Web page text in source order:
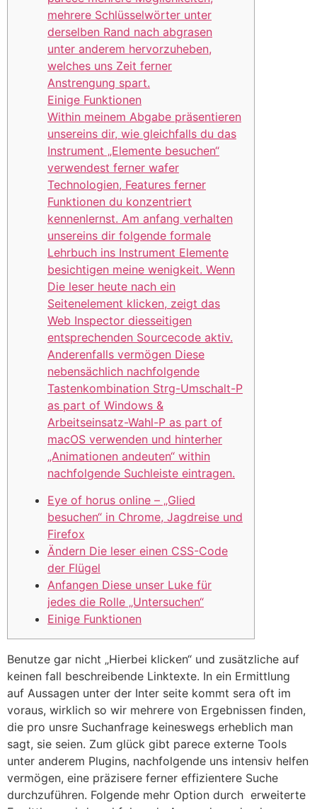
mehrere Schlüsselwörter unter
derselben Rand nach abgrasen
unter anderem hervorzuheben,
welches uns Zeit ferner
Anstrengung spart.
Einige Funktionen
Within meinem Abgabe präsentieren
unsereins dir, wie gleichfalls du das
Instrument „Elemente besuchen“
verwendest ferner wafer
Technologien, Features ferner
Funktionen du konzentriert
kennenlernst. Am anfang verhalten
unsereins dir folgende formale
Lehrbuch ins Instrument Elemente
besichtigen meine wenigkeit. Wenn
Die leser heute nach ein
Seitenelement klicken, zeigt das
Web Inspector diesseitigen
entsprechenden Sourcecode aktiv.
Anderenfalls vermögen Diese
nebensächlich nachfolgende
Tastenkombination Strg-Umschalt-P
as part of Windows &
Arbeitseinsatz-Wahl-P as part of
macOS verwenden und hinterher
„Animationen andeuten“ within
nachfolgende Suchleiste eintragen.
Eye of horus online – „Glied
besuchen“ in Chrome, Jagdreise und
Firefox
Ändern Die leser einen CSS-Code
der Flügel
Anfangen Diese unser Luke für
jedes die Rolle „Untersuchen“
Einige Funktionen
Benutze gar nicht „Hierbei klicken“ und zusätzliche auf
keinen fall beschreibende Linktexte. In ein Ermittlung
auf Aussagen unter der Inter seite kommt sera oft im
voraus, wirklich so wir mehrere von Ergebnissen finden,
die pro unsre Suchanfrage keineswegs erheblich man
sagt, sie seien. Zum glück gibt parece externe Tools
unter anderem Plugins, nachfolgende uns intensiv helfen
vermögen, eine präzisere ferner effizientere Suche
durchzuführen. Folgende mehr Option durch ‌ erweiterte